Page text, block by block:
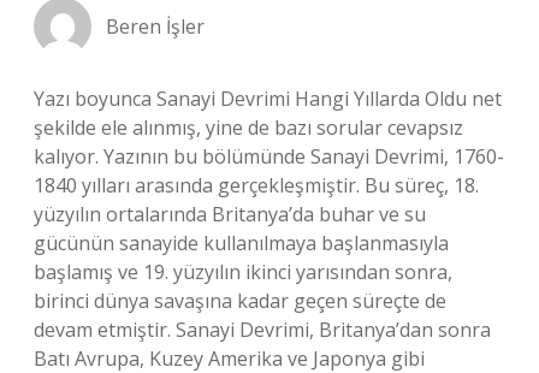
Beren İşler
Yazı boyunca Sanayi Devrimi Hangi Yıllarda Oldu net
şekilde ele alınmış, yine de bazı sorular cevapsız
kalıyor. Yazının bu bölümünde Sanayi Devrimi, 1760-
1840 yılları arasında gerçekleşmiştir. Bu süreç, 18.
yüzyılın ortalarında Britanya’da buhar ve su
gücünün sanayide kullanılmaya başlanmasıyla
başlamış ve 19. yüzyılın ikinci yarısından sonra,
birinci dünya savaşına kadar geçen süreçte de
devam etmiştir. Sanayi Devrimi, Britanya’dan sonra
Batı Avrupa, Kuzey Amerika ve Japonya gibi